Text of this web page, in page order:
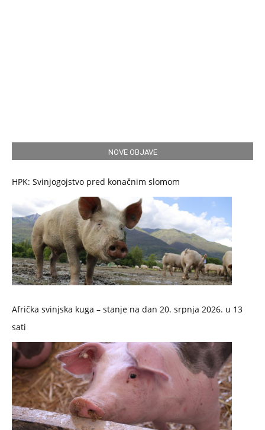
NOVE OBJAVE
HPK: Svinjogojstvo pred konačnim slomom
Afrička svinjska kuga – stanje na dan 20. srpnja 2026. u 13
sati